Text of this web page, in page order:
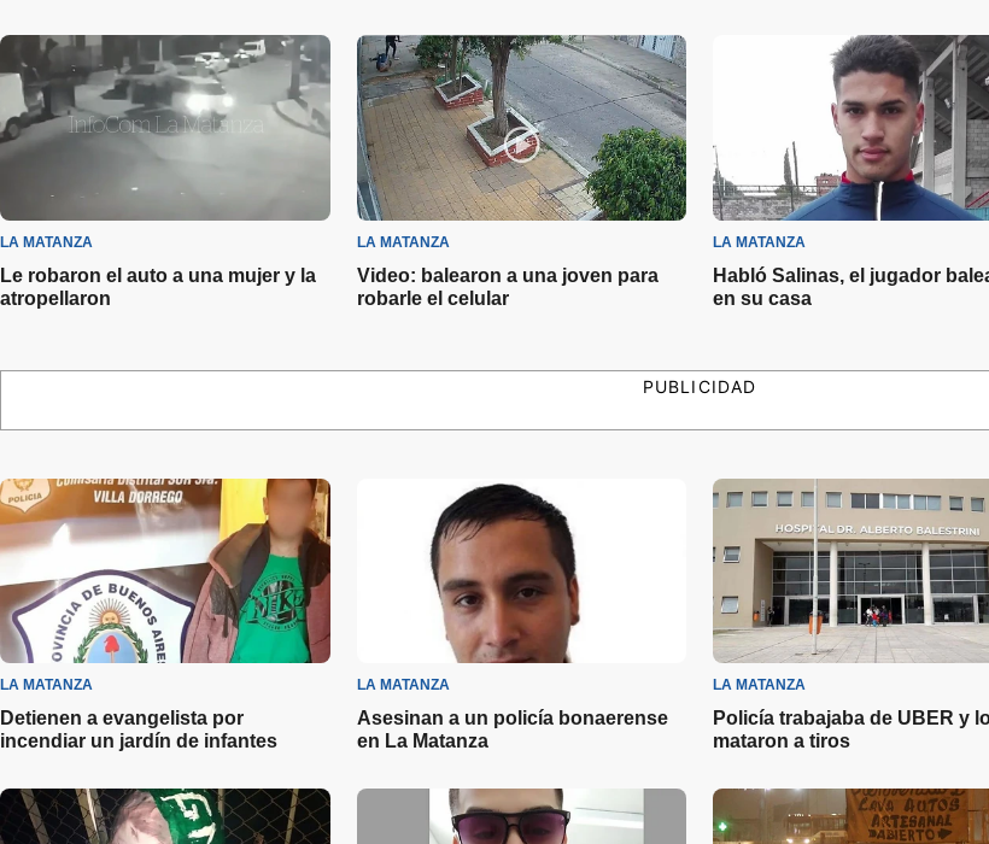
LA MATANZA
Le robaron el auto a una mujer y la
atropellaron
LA MATANZA
Video: balearon a una joven para
robarle el celular
LA MATANZA
Habló Salinas, el jugador
en su casa
PUBLICIDAD
LA MATANZA
Detienen a evangelista por
incendiar un jardín de infantes
LA MATANZA
Asesinan a un policía bonaerense
en La Matanza
LA MATANZA
Policía trabajaba de UBER y
mataron a tiros